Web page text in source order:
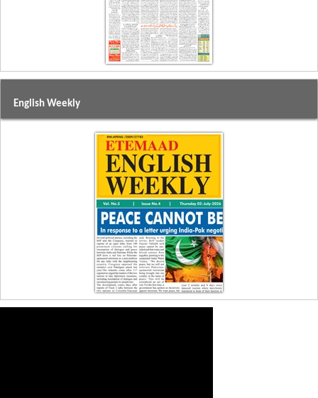
English Weekly